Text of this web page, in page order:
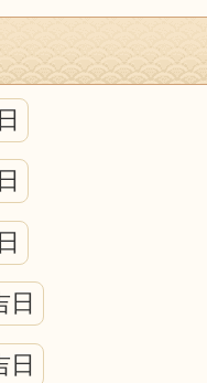
的预报等等。
的历法就是一
包括中国古代
古代科学观察
动，对人可
认为，所有的
用于地球生
深深的烙印。
日
日